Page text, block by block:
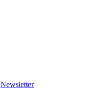
Newsletter